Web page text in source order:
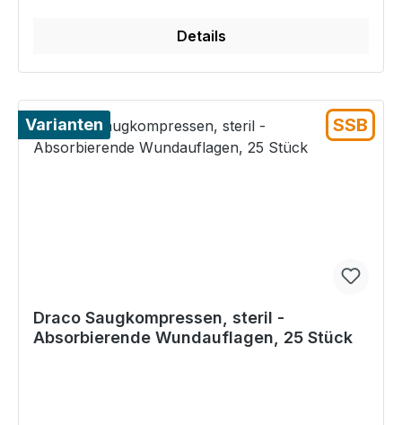
Details
Varianten SSB
Draco Saugkompressen, steril -
Absorbierende Wundauflagen, 25 Stück